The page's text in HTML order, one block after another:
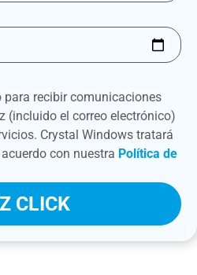
recibir comunicaciones
(incluido el correo electrónico)
Crystal Windows tratará
con nuestra Política de
CLICK